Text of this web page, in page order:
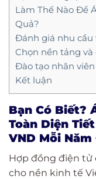
Làm Thế Nào Để
Quả?
Đánh giá nhu cầu
Chọn nền tảng
Đào tạo nhân viên
Kết luận
Bạn Có Biết?
Toàn Diện
VND Mỗi
Hợp đồng điện tử
cho nền kinh tế